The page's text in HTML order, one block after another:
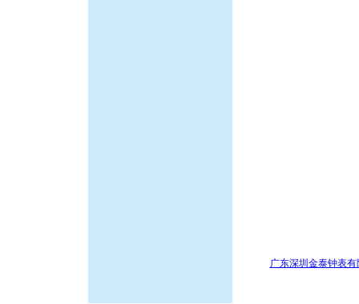
广东深圳金泰钟表有